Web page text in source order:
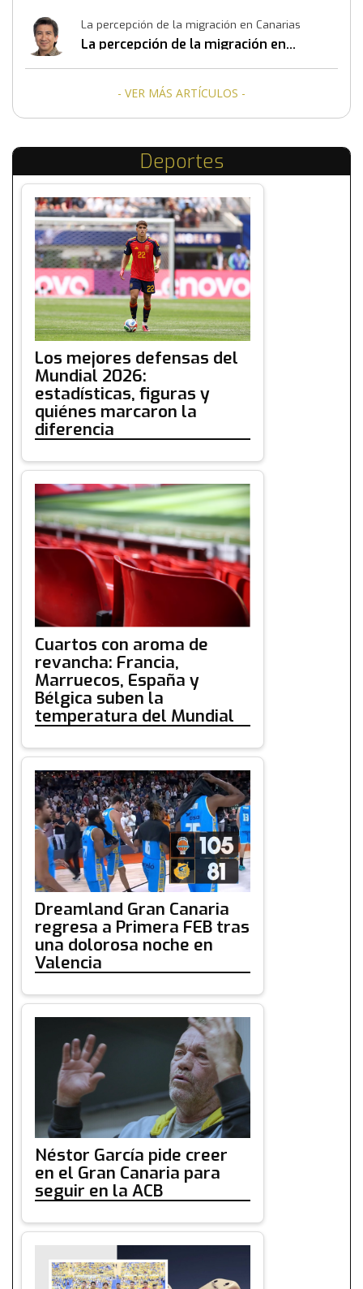
La percepción de la migración en Canarias
La percepción de la migración en
- VER MÁS ARTÍCULOS -
Deportes
Los mejores defensas del
Mundial 2026:
estadísticas, figuras y
quiénes marcaron la
diferencia
Cuartos con aroma de
revancha: Francia,
Marruecos, España y
Bélgica suben la
temperatura del Mundial
Dreamland Gran Canaria
regresa a Primera FEB tras
una dolorosa noche en
Valencia
Néstor García pide creer
en el Gran Canaria para
seguir en la ACB